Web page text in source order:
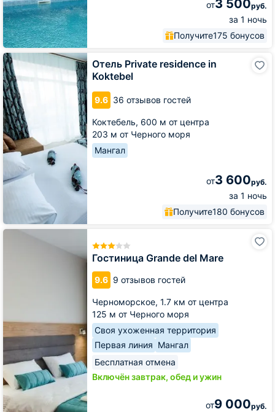
от3 500руб.
за 1 ночь
Получите175 бонусов
Отель Private residence in
Koktebel
9.6 36 отзывов гостей
Коктебель, 600 м от центра
203 м от Черного моря
Мангал
от3 600руб.
за 1 ночь
Получите180 бонусов
Отель
Private
residence
in
Koktebel
Гостиница Grande del Mare
9.6 9 отзывов гостей
Черноморское, 1.7 км от центра
125 м от Черного моря
Своя ухоженная территория
Первая линия Мангал
Бесплатная отмена
Включён завтрак, обед и ужин
от9 000руб.
Гостиница